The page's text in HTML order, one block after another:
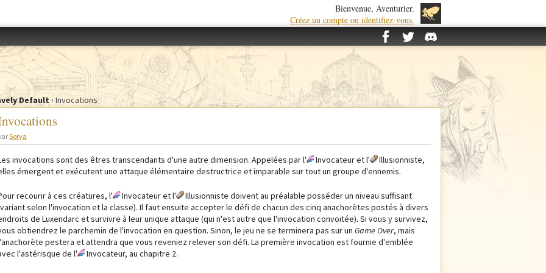
Bienvenue, Aventurier.
Créez un compte ou identifiez-vous.
Default›Invocations
Sorya
invocations sont des êtres transcendants d'une autre dimension. Appelées par l' Invocateur et l'
Illusionniste,
émergent et exécutent une attaque élémentaire destructrice et imparable sur tout un groupe d'ennemis.
recourir à ces créatures, l' Invocateur et l'
Illusionniste doivent au préalable posséder un niveau suffisant
selon l'invocation et la classe). Il faut ensuite accepter le défi de chacun des cinq anachorètes postés à divers
de Luxendarc et survivre à leur unique attaque (qui n'est autre que l'invocation convoitée). Si vous y survivez,
obtiendrez le parchemin de l'invocation en question. Sinon, le jeu ne se terminera pas sur unGame Over, mais
pestera et attendra que vous reveniez relever son défi. La première invocation est fournie d'emblée
l'astérisque de l'
Invocateur, au chapitre 2.